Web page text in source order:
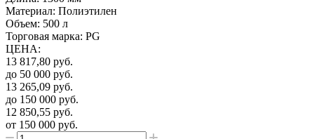
Материал: Полиэтилен
Объем: 500 л
Торговая марка: PG
ЦЕНА:
13 817,80 руб.
до 50 000 руб.
13 265,09 руб.
до 150 000 руб.
12 850,55 руб.
от 150 000 руб.